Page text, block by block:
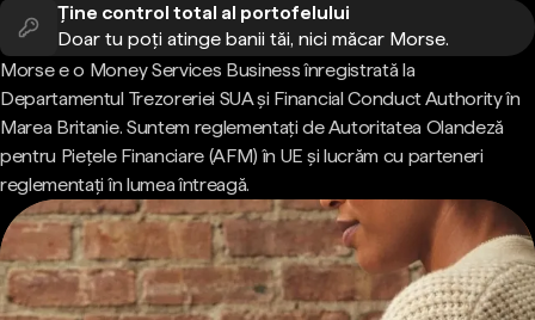
Ține control total al portofelului
Doar tu poți atinge banii tăi, nici măcar Morse.
Morse e o Money Services Business înregistrată la
Departamentul Trezoreriei SUA și Financial Conduct Authority în
Marea Britanie. Suntem reglementați de Autoritatea Olandeză
pentru Piețele Financiare (AFM) în UE și lucrăm cu parteneri
reglementați în lumea întreagă.